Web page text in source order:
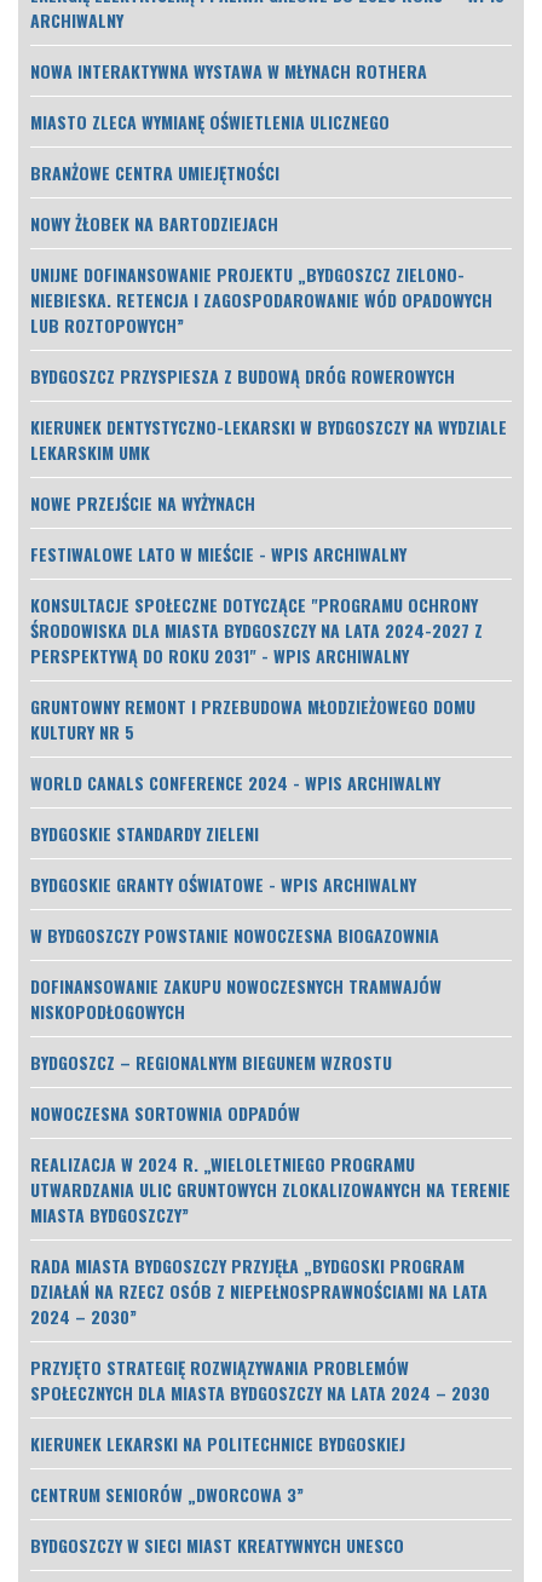
ARCHIWALNY
NOWA INTERAKTYWNA WYSTAWA W MŁYNACH ROTHERA
MIASTO ZLECA WYMIANĘ OŚWIETLENIA ULICZNEGO
BRANŻOWE CENTRA UMIEJĘTNOŚCI
NOWY ŻŁOBEK NA BARTODZIEJACH
UNIJNE DOFINANSOWANIE PROJEKTU „BYDGOSZCZ ZIELONO-
NIEBIESKA. RETENCJA I ZAGOSPODAROWANIE WÓD OPADOWYCH
LUB ROZTOPOWYCH”
BYDGOSZCZ PRZYSPIESZA Z BUDOWĄ DRÓG ROWEROWYCH
KIERUNEK DENTYSTYCZNO-LEKARSKI W BYDGOSZCZY NA WYDZIALE
LEKARSKIM UMK
NOWE PRZEJŚCIE NA WYŻYNACH
FESTIWALOWE LATO W MIEŚCIE - WPIS ARCHIWALNY
KONSULTACJE SPOŁECZNE DOTYCZĄCE "PROGRAMU OCHRONY
ŚRODOWISKA DLA MIASTA BYDGOSZCZY NA LATA 2024-2027 Z
PERSPEKTYWĄ DO ROKU 2031" - WPIS ARCHIWALNY
GRUNTOWNY REMONT I PRZEBUDOWA MŁODZIEŻOWEGO DOMU
KULTURY NR 5
WORLD CANALS CONFERENCE 2024 - WPIS ARCHIWALNY
BYDGOSKIE STANDARDY ZIELENI
BYDGOSKIE GRANTY OŚWIATOWE - WPIS ARCHIWALNY
W BYDGOSZCZY POWSTANIE NOWOCZESNA BIOGAZOWNIA
DOFINANSOWANIE ZAKUPU NOWOCZESNYCH TRAMWAJÓW
NISKOPODŁOGOWYCH
BYDGOSZCZ – REGIONALNYM BIEGUNEM WZROSTU
NOWOCZESNA SORTOWNIA ODPADÓW
REALIZACJA W 2024 R. „WIELOLETNIEGO PROGRAMU
UTWARDZANIA ULIC GRUNTOWYCH ZLOKALIZOWANYCH NA TERENIE
MIASTA BYDGOSZCZY”
RADA MIASTA BYDGOSZCZY PRZYJĘŁA „BYDGOSKI PROGRAM
DZIAŁAŃ NA RZECZ OSÓB Z NIEPEŁNOSPRAWNOŚCIAMI NA LATA
2024 – 2030”
PRZYJĘTO STRATEGIĘ ROZWIĄZYWANIA PROBLEMÓW
SPOŁECZNYCH DLA MIASTA BYDGOSZCZY NA LATA 2024 – 2030
KIERUNEK LEKARSKI NA POLITECHNICE BYDGOSKIEJ
CENTRUM SENIORÓW „DWORCOWA 3”
BYDGOSZCZY W SIECI MIAST KREATYWNYCH UNESCO